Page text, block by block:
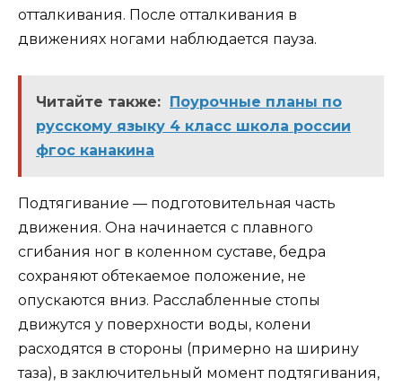
отталкивания. После отталкивания в
движениях ногами наблюдается пауза.
Читайте также: Поурочные планы по
русскому языку 4 класс школа россии
фгос канакина
Подтягивание — подготовительная часть
движения. Она начинается с плавного
сгибания ног в коленном суставе, бедра
сохраняют обтекаемое положение, не
опускаются вниз. Расслабленные стопы
движутся у поверхности воды, колени
расходятся в стороны (примерно на ширину
таза), в заключительный момент подтягивания,